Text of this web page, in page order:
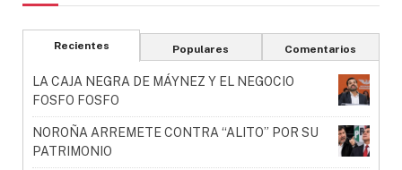
Recientes Populares Comentarios
LA CAJA NEGRA DE MÁYNEZ Y EL NEGOCIO
FOSFO FOSFO
NOROÑA ARREMETE CONTRA “ALITO” POR SU
PATRIMONIO